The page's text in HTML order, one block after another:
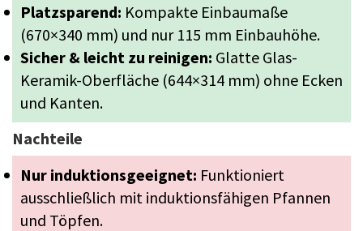
Platzsparend: Kompakte Einbaumaße
(670×340 mm) und nur 115 mm Einbauhöhe.
Sicher & leicht zu reinigen: Glatte Glas-
Keramik-Oberfläche (644×314 mm) ohne Ecken
und Kanten.
Nachteile
Nur induktionsgeeignet: Funktioniert
ausschließlich mit induktionsfähigen Pfannen
und Töpfen.